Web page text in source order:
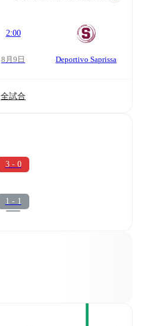
2:00
8月9日 Deportivo Saprissa
全試合
3 - 0
1 - 1